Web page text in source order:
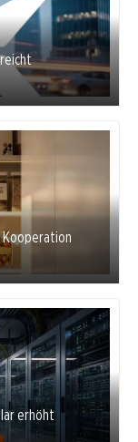
Kooperation
erhöht